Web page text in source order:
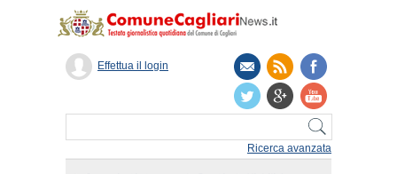
Ricerca avanzata
Effettua il login